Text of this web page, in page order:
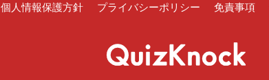
個人情報保護方針 プライバシーポリシー 免責事項